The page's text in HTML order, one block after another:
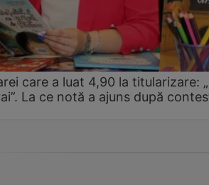
care a luat 4,90 la titularizare:
La ce notă a ajuns după